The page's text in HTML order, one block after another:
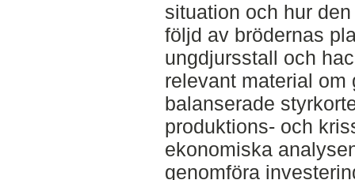
situation och hur
följd av brödernas
ungdjursstall och
relevant material om
balanserade
produktions- och
ekonomiska
genomföra